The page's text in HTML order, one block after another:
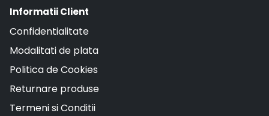
Informatii Client
Confidentialitate
Modalitati de plata
Politica de Cookies
Returnare produse
Termeni si Conditii